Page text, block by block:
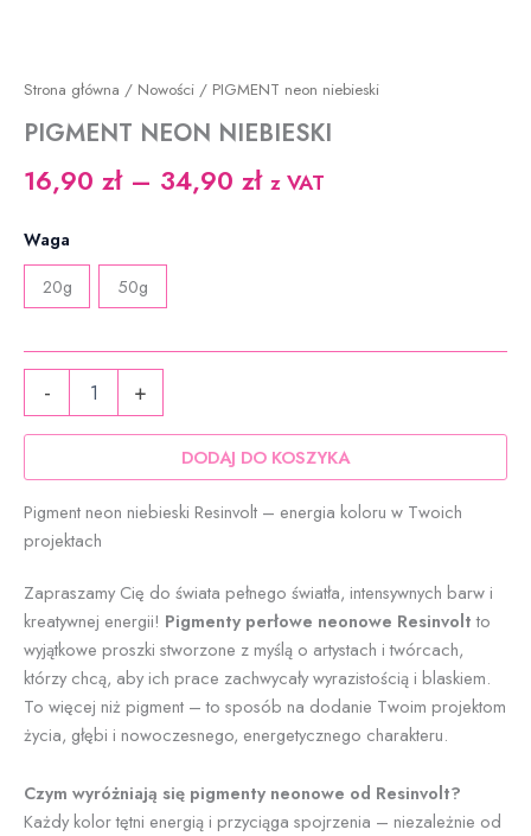
Strona główna / Nowości / PIGMENT neon niebieski
PIGMENT NEON NIEBIESKI
16,90 zł – 34,90 złZakres
do
z VAT
Waga
20g 50g
-
PIGMENT
+
DODAJ DO KOSZYKA
Pigment neon niebieski Resinvolt – energia koloru w Twoich
projektach
Zapraszamy Cię do świata pełnego światła, intensywnych barw i
kreatywnej energii! Pigmenty perłowe neonowe Resinvoltto
wyjątkowe proszki stworzone z myślą o artystach i twórcach,
którzy chcą, aby ich prace zachwycały wyrazistością i blaskiem.
To więcej niż pigment – to sposób na dodanie Twoim projektom
życia, głębi i nowoczesnego, energetycznego charakteru.
Czym wyróżniają się pigmenty neonowe od Resinvolt?
Każdy kolor tętni energią i przyciąga spojrzenia – niezależnie od